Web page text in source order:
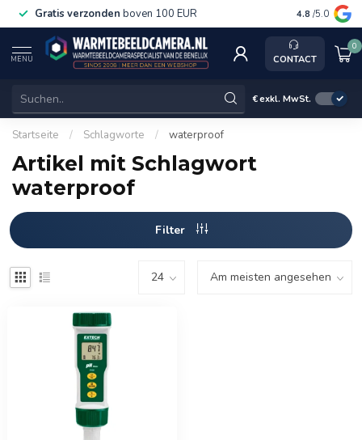
Gratis verzonden boven 100 EUR Service,
4.8 /5.0
MENU CONTACT
0
€exkl. MwSt.
Startseite / Schlagworte / waterproof
Artikel mit Schlagwort
waterproof
Filter